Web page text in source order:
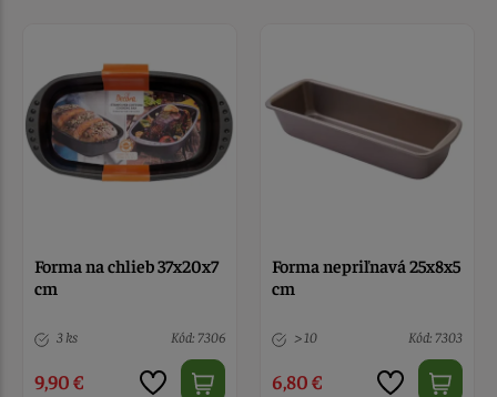
Forma na chlieb 37x20x7
cm
3 ks Kód: 7306
9,90 €
Forma nepriľnavá 25x8x5
cm
> 10 Kód: 7303
6,80 €